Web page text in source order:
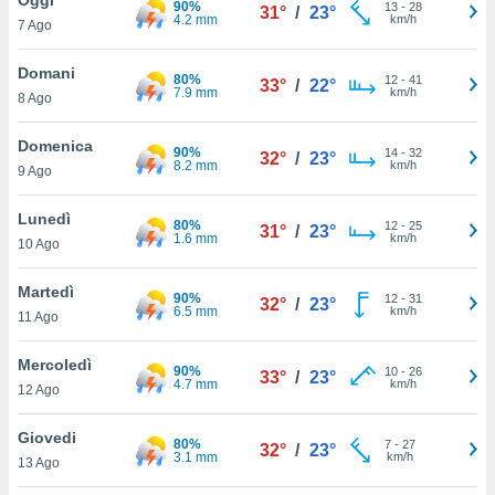
è
al sito
di
ci
di
il
un
la
nella
7 Ago
90%
4.2 mm
31° / 23° 13- 28
km/h
Domani
8 Ago
80%
7.9 mm
33° / 22° 12- 41
km/h
Domenica
9 Ago
90%
8.2 mm
32° / 23° 14- 32
km/h
Lunedì
10 Ago
80%
1.6 mm
31° / 23° 12- 25
km/h
Martedì
11 Ago
90%
6.5 mm
32° / 23° 12- 31
km/h
Mercoledì
12 Ago
90%
4.7 mm
33° / 23° 10- 26
km/h
Giovedi
13 Ago
80%
3.1 mm
32° / 23° 7- 27
km/h